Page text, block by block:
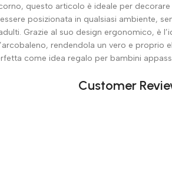
questo articolo è ideale per
posizionata in qualsiasi ambiente,
Grazie al suo design ergonomico, è
rendendola un vero e
come idea regalo per bambini
Customer